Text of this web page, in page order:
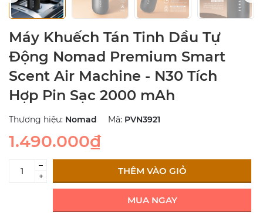
Máy Khuếch Tán Tinh Dầu Tự
Động Nomad Premium Smart
Scent Air Machine - N30 Tích
Hợp Pin Sạc 2000 mAh
Thương hiệu: Nomad Mã: PVN3921
1.490.000₫
–
+
THÊM VÀO GIỎ
MUA NGAY